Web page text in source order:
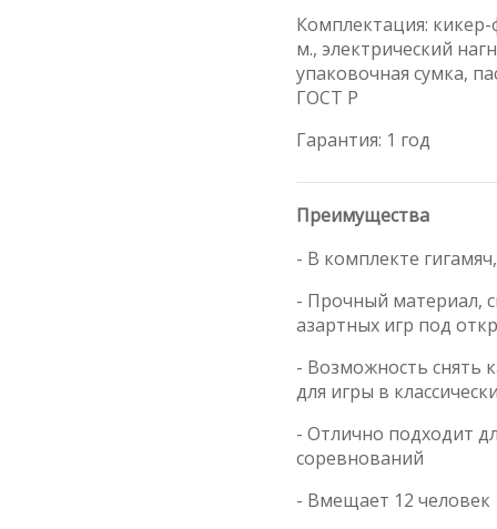
Комплектация: кикер-
м., электрический
упаковочная сумка,
ГОСТ Р
Гарантия: 1 год
Преимущества
- В комплекте
- Прочный материал,
азартных игр под
- Возможность снять
для игры в
- Отлично подходит
соревнований
- Вмещает 12 человек